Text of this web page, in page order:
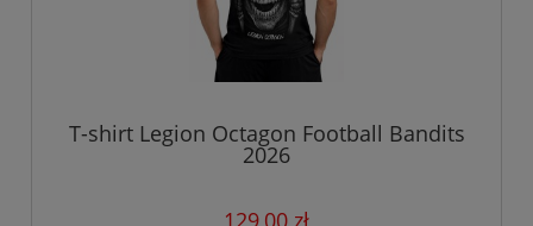
T-shirt Legion Octagon Football Bandits
2026
129,00 zł